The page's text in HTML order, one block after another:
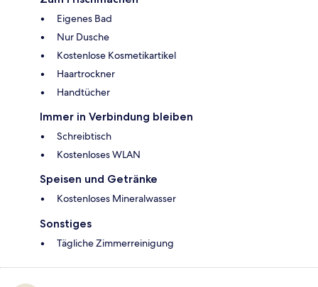
Eigenes Bad
Nur Dusche
Kostenlose Kosmetikartikel
Haartrockner
Handtücher
Immer in Verbindung bleiben
Schreibtisch
Kostenloses WLAN
Speisen und Getränke
Kostenloses Mineralwasser
Sonstiges
Tägliche Zimmerreinigung